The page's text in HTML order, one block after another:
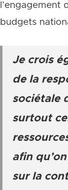
l’engagement
budgets
Je crois
de la
sociétale
surtout
afin
sur la